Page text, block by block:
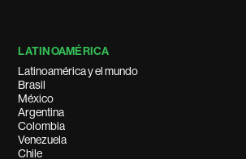
LATINOAMÉRICA
Latinoamérica y el mundo
Brasil
México
Argentina
Colombia
Venezuela
Chile